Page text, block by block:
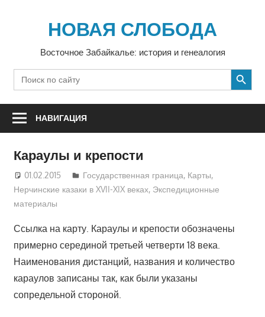
содержимомуНОВАЯ СЛОБОДА
Восточное Забайкалье: история и генеалогия
Search
for:
SEARCH BUTTON
НАВИГАЦИЯ
Караулы и крепости
01.02.2015 Юра
Государственная граница, Карты,
Нерчинские казаки в XVII-XIX веках, Экспедиционные
материалы
Ссылка на карту. Караулы и крепости обозначены
примерно серединой третьей четверти 18 века.
Наименования дистанций, названия и количество
караулов записаны так, как были указаны
сопредельной стороной.